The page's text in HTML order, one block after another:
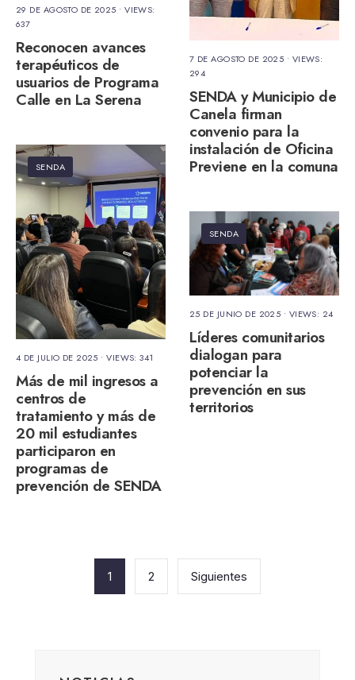
29 DE AGOSTO DE 2025 •VIEWS:
637
Reconocen avances
terapéuticos de
usuarios de Programa
Calle en La Serena
7 DE AGOSTO DE 2025 • VIEWS:
294
SENDA y Municipio de
Canela firman
convenio para la
instalación de Oficina
Previene en la comuna
SENDA
4 DE JULIO DE 2025 •VIEWS: 341
Más de mil ingresos a
centros de
tratamiento y más de
20 mil estudiantes
participaron en
programas de
prevención de SENDA
SENDA
25 DE JUNIO DE 2025 • VIEWS: 24
Líderes comunitarios
dialogan para
potenciar la
prevención en sus
territorios
Paginación
1 2 Siguientes